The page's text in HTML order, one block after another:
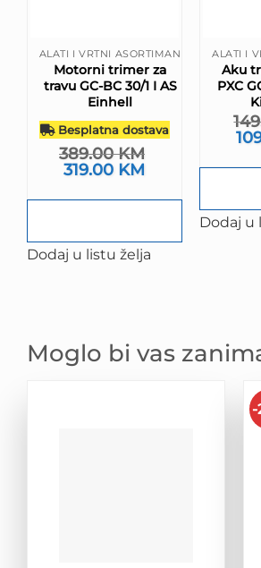
ALATI I VRTNI ASORTIMAN
Motorni trimer za
travu GC-BC 30/1 I AS
Einhell
Besplatna dostava
389.00KM
Izvorna
cijena
je:
319.00 KM Trenutna
319.00 KM.
Dodaj u listu želja
ALATI I
Aku
PXC
je:
Dodaj u
Moglo bi vas
-